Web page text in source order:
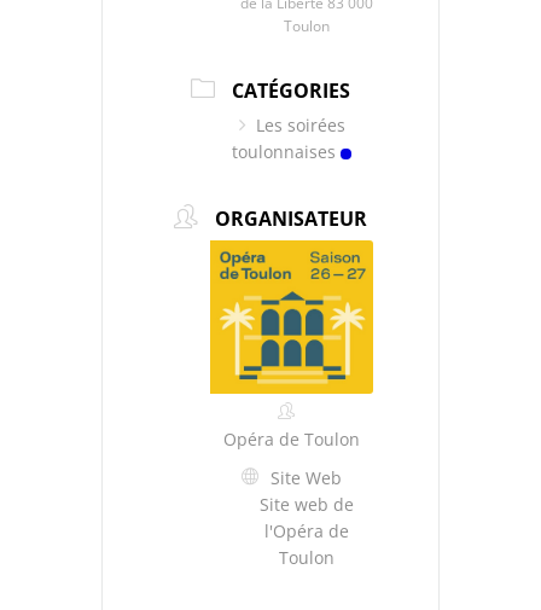
Toulon
CATÉGORIES
Les soirées
toulonnaises
ORGANISATEUR
Opéra de Toulon
Site Web
Site web de
l'Opéra de
Toulon